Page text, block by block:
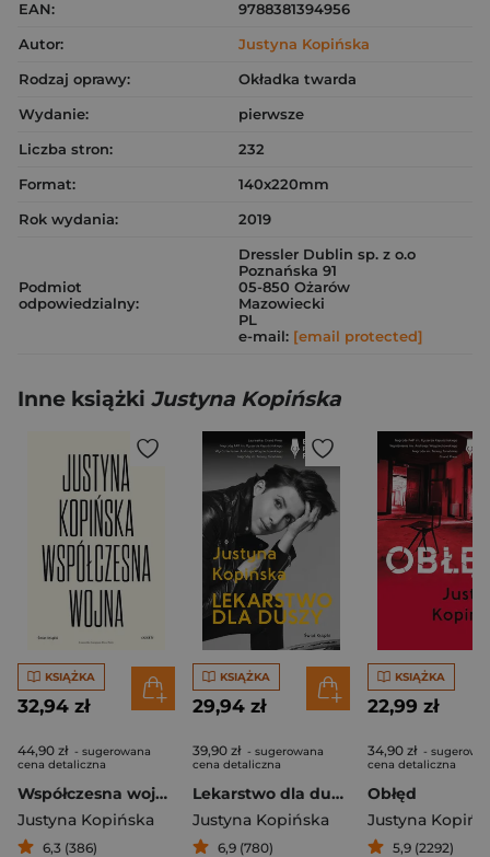
EAN:
9788381394956
Autor:
Justyna Kopińska
Rodzaj oprawy:
Okładka twarda
Wydanie:
pierwsze
Liczba stron:
232
Format:
140x220mm
Rok wydania:
2019
Podmiot
odpowiedzialny:
Dressler Dublin sp. z o.o
Poznańska 91
05-850 Ożarów
Mazowiecki
PL
e-mail: [email protected]
Inne książki Justyna Kopińska
KSIĄŻKA
32,94 zł
44,90 zł - sugerowana
cena detaliczna
Współczesna wojna
Justyna Kopińska
6,3 (386)
KSIĄŻKA
29,94 zł
39,90 zł - sugerowana
cena detaliczna
Lekarstwo dla duszy
Justyna Kopińska
6,9 (780)
KSIĄŻKA
22,99 zł
34,90 zł -
cena detaliczna
Obłęd
Justyna
5,9 (2292)